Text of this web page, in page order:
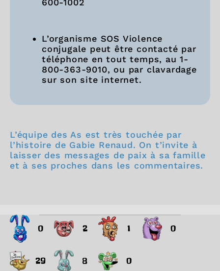
600-1002
L’organisme SOS Violence
conjugale peut être contacté par
téléphone en tout temps, au 1-
800-363-9010, ou par clavardage
sur son site internet.
L’équipe des As est très touchée par
l’histoire de Gabie Renaud. On t’invite à
laisser des messages de paix à sa famille
et à ses proches dans les commentaires.
0 2 1 0
29 8 0